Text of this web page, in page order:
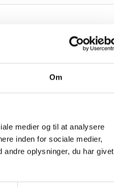
Om
medier og til at analysere
inden for sociale medier,
andre oplysninger, du har givet